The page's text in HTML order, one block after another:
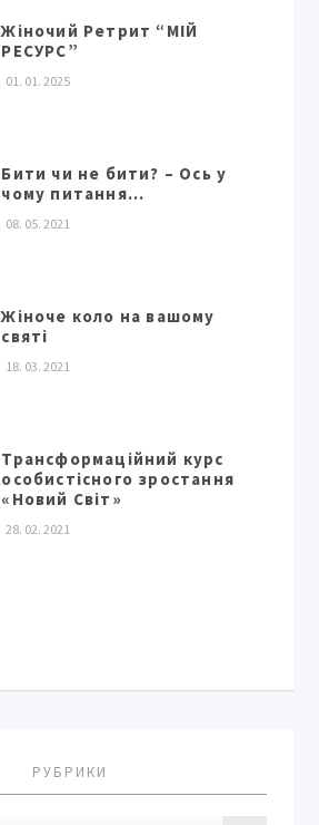
Жіночий Ретрит “МІЙ
РЕСУРС”
01. 01. 2025
Бити чи не бити? – Ось у
чому питання…
08. 05. 2021
Жіноче коло на вашому
святі
18. 03. 2021
Трансформаційний курс
особистісного зростання
«Новий Світ»
28. 02. 2021
РУБРИКИ